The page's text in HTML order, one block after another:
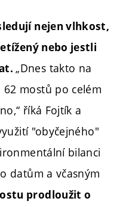
nejen vlhkost,
nebo jestli
„Dnes takto na
mostů po celém
říká Fojtík a
"obyčejného"
bilanci
datům a včasným
prodloužit o